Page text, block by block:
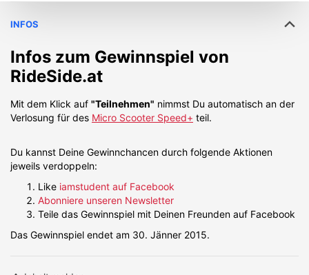
INFOS
Infos zum Gewinnspiel von
RideSide.at
Mit dem Klick auf "Teilnehmen" nimmst Du automatisch an der
Verlosung für des Micro Scooter Speed+ teil.
Du kannst Deine Gewinnchancen durch folgende Aktionen
jeweils verdoppeln:
Like iamstudent auf Facebook
Abonniere unseren Newsletter
Teile das Gewinnspiel mit Deinen Freunden auf Facebook
Das Gewinnspiel endet am 30. Jänner 2015.